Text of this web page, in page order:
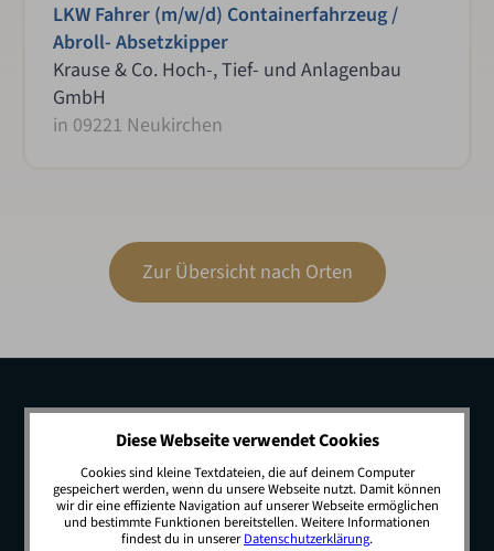
LKW Fahrer (m/w/d) Containerfahrzeug /
Abroll- Absetzkipper
Krause & Co. Hoch-, Tief- und Anlagenbau
GmbH
in 09221 Neukirchen
Zur Übersicht nach Orten
Diese Webseite verwendet Cookies
Cookies sind kleine Textdateien, die auf deinem Computer
gespeichert werden, wenn du unsere Webseite nutzt. Damit können
wir dir eine effiziente Navigation auf unserer Webseite ermöglichen
und bestimmte Funktionen bereitstellen. Weitere Informationen
findest du in unsererDatenschutzerklärung.